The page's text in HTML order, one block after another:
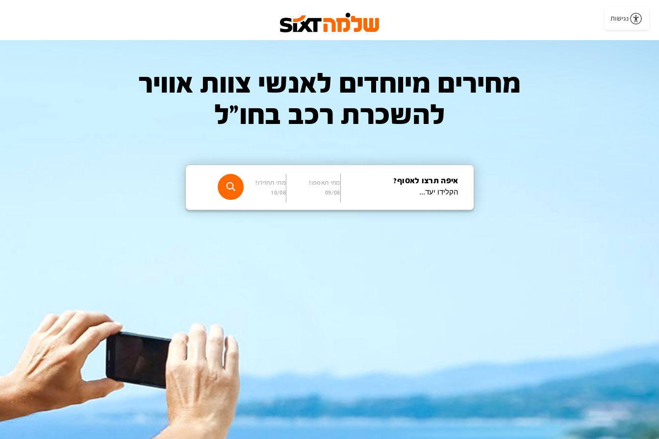
נגישות
מחירים מיוחדים לאנשי צוות אוויר
להשכרת רכב בחו"ל
איפה תרצו לאסוף?
מתי תאספו?
09/08
מתי תחזירו?
10/08